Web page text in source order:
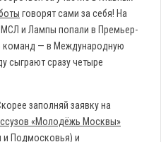
говорят сами за себя! На
МСЛ и Лампы попали в Премьер-
команд — в Международную
сыграют сразу четыре
заполняй заявку на
«Молодёжь Москвы»
и Подмосковья) и